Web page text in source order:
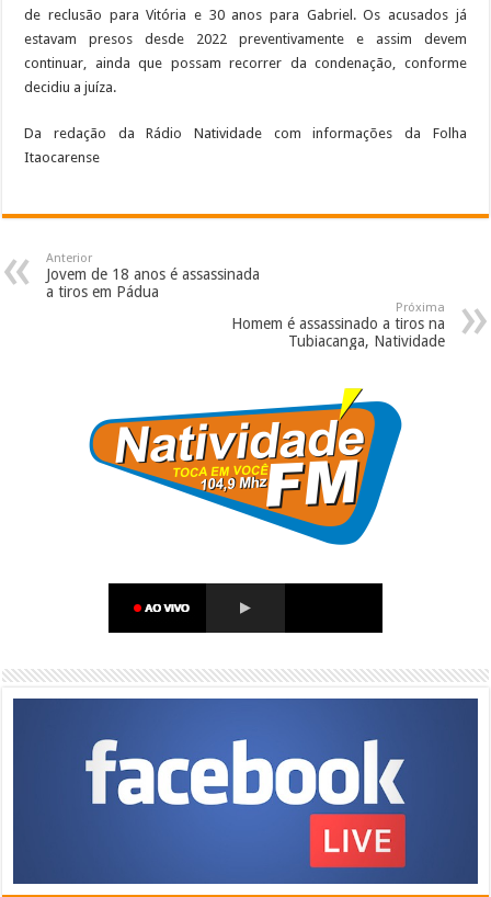
de reclusão para Vitória e 30 anos para Gabriel. Os acusados já
estavam presos desde 2022 preventivamente e assim devem
continuar, ainda que possam recorrer da condenação, conforme
decidiu a juíza.
Da redação da Rádio Natividade com informações da Folha
Itaocarense
Anterior
Jovem de 18 anos é assassinada
a tiros em Pádua
Próxima
Homem é assassinado a tiros na
Tubiacanga, Natividade